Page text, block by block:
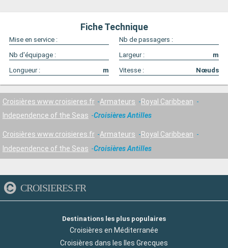
Fiche Technique
Mise en service :
Nb de passagers :
Nb d'équipage :
Largeur :
m
Longueur :
m Vitesse : Nœuds
Croisières www.croisieres.fr Armateurs
Royal Caribbean
Independence of the Seas
Croisières Antilles
Croisières www.croisieres.fr Armateurs
Royal Caribbean
Independence of the Seas
Croisières Antilles
CROISIERES.FR
Destinations les plus populaires
Croisières en Méditerranée
Croisières dans les Iles Grecques